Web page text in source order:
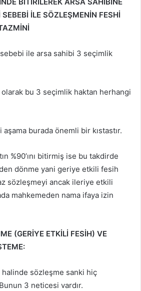
İLE SÖZLEŞMENİN FESHİ
ile arsa sahibi 3 seçimlik
bu 3 seçimlik haktan herhangi
burada önemli bir kıstastır.
%90’ını bitirmiş ise bu takdirde
dönme yani geriye etkili fesih
sözleşmeyi ancak ileriye etkili
mahkemeden nama ifaya izin
(GERİYE ETKİLİ FESİH) VE
sözleşme sanki hiç
3 neticesi vardır.